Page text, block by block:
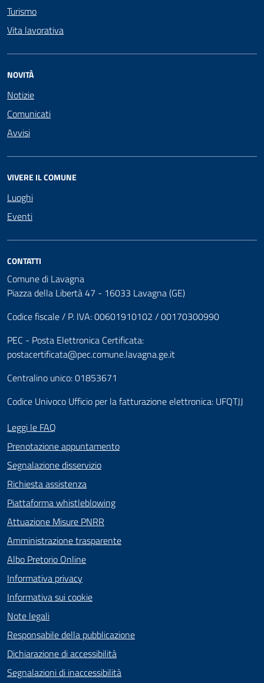
Turismo
Vita lavorativa
NOVITÀ
Notizie
Comunicati
Avvisi
VIVERE IL COMUNE
Luoghi
Eventi
CONTATTI
Comune di Lavagna
Piazza della Libertà 47 - 16033 Lavagna (GE)
Codice fiscale / P. IVA: 00601910102 / 00170300990
PEC - Posta Elettronica Certificata:
postacertificata@pec.comune.lavagna.ge.it
Centralino unico: 01853671
Codice Univoco Ufficio per la fatturazione elettronica: UFQTJJ
Leggi le FAQ
Prenotazione appuntamento
Segnalazione disservizio
Richiesta assistenza
Piattaforma whistleblowing
Attuazione Misure PNRR
Amministrazione trasparente
Albo Pretorio Online
Informativa privacy
Informativa sui cookie
Note legali
Responsabile della pubblicazione
Dichiarazione di accessibilità
Segnalazioni di inaccessibilità